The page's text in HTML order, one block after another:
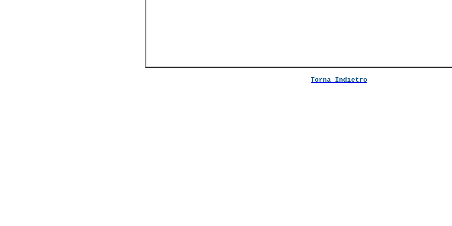
Torna Indietro